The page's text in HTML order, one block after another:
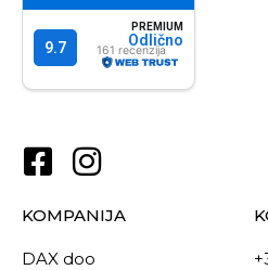
KOMPANIJA
DAX doo